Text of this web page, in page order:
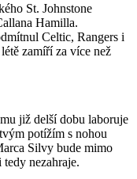
St. Johnstone
Hamilla.
Celtic, Rangers i
zamíří za více než
již delší dobu laboruje
potížím s nohou
Silvy bude mimo
nezahraje.